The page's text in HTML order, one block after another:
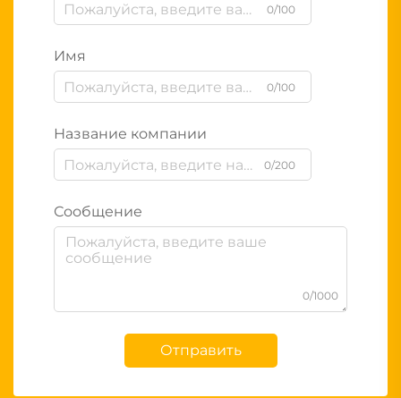
0/100
Имя
0/100
Название компании
0/200
Сообщение
0/1000
Отправить